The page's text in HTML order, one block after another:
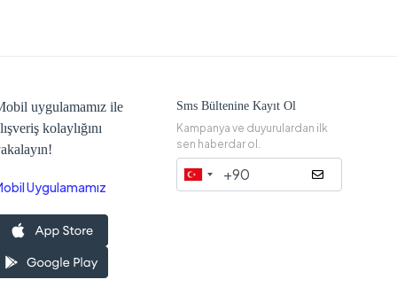
uygulamamız ile
kolaylığını
Uygulamamız
Sms Bültenine Kayıt Ol
Kampanya ve duyurulardan ilk
sen haberdar ol.